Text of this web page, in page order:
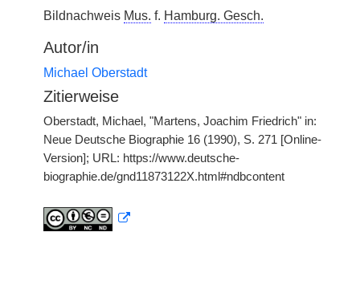
Bildnachweis Mus. f. Hamburg. Gesch.
Autor/in
Michael Oberstadt
Zitierweise
Oberstadt, Michael, "Martens, Joachim Friedrich" in:
Neue Deutsche Biographie 16 (1990), S. 271 [Online-
Version]; URL: https://www.deutsche-
biographie.de/gnd11873122X.html#ndbcontent